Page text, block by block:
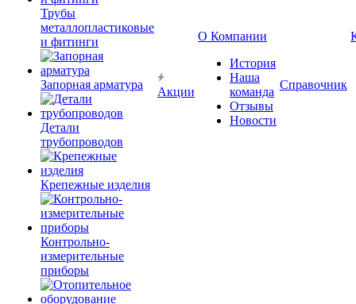
Трубы
металлопластиковые
и фитинги
Запорная арматура
Детали
трубопроводов
Крепежные изделия
Контрольно-
измерительные
приборы
Акции
О Компании
История
Наша
команда
Отзывы
Новости
Справочник